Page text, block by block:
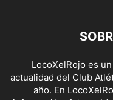
LocoXelRojo es
actualidad del Club
año. En